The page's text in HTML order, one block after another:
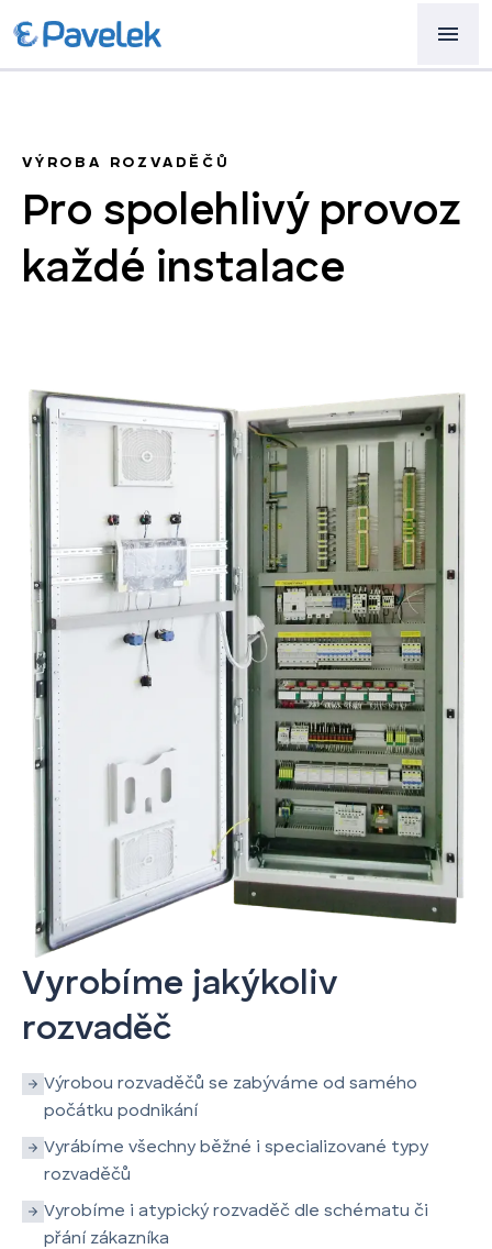
VÝROBA ROZVADĚČŮ
Pro spolehlivý provoz
každé instalace
Vyrobíme jakýkoliv
rozvaděč
Výrobou rozvaděčů se zabýváme od samého
počátku podnikání
Vyrábíme všechny běžné i specializované typy
rozvaděčů
Vyrobíme i atypický rozvaděč dle schématu či
přání zákazníka